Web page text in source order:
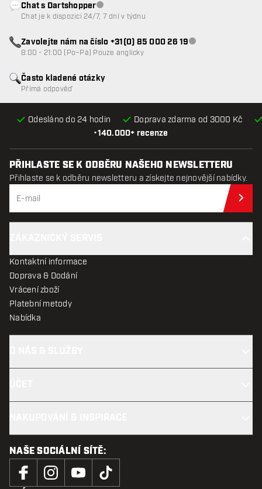
•140.000+ recenze
Odesláno do 24 hodin Doprava zdarma od 3000 Kč
Často kladené otázky
Přímá odpověď
Chat s DartshopperZákaznický servis nedostupný
Chat je k dispozici 24/7, 7 dní v týdnu
Zavolejte nám na číslo +31(0) 85 000 26 19Zákaznický servis
8:00 - 21:00 (Po–Pá) Pouze anglicky
PŘIHLASTE SE K ODBĚRU NAŠEHO NEWSLETTERU
Přihlaste se k odběru newsletteru a získejte nejnovější nabídky.
Kontaktní informace
Doprava & Dodání
Vrácení zboží
Platební metody
Nabídka
NAŠE SOCIÁLNÍ SÍTĚ: